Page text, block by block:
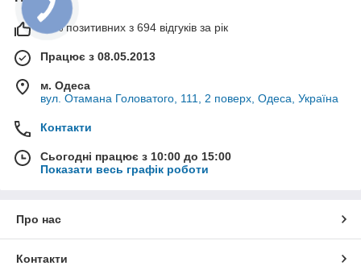
99% позитивних з 694 відгуків за рік
Працює з 08.05.2013
м. Одеса
вул. Отамана Головатого, 111, 2 поверх, Одеса, Україна
Контакти
Сьогодні працює з 10:00 до 15:00
Показати весь графік роботи
Про нас
Контакти